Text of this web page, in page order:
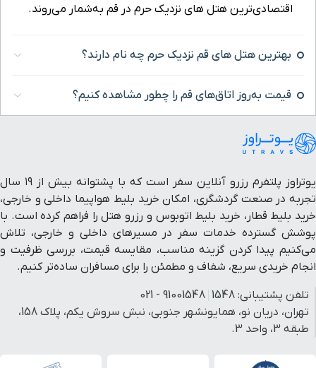
حرم در قم به‌شمار می‌روند.
حرم چه نام دارند؟
را چطور مشاهده کنیم؟
یوتراوز پلتفرم رزرو آنلاین سفر است که با پشتوانه بیش از ۱۹ سال
خرید بلیط هواپیما داخلی و خارجی،
و رزرو هتل را فراهم کرده است. با
در مسیرهای داخلی و خارجی، تلاش
مقایسه قیمت، بررسی ظرفیت و
را برای مسافران ساده‌تر کنیم.